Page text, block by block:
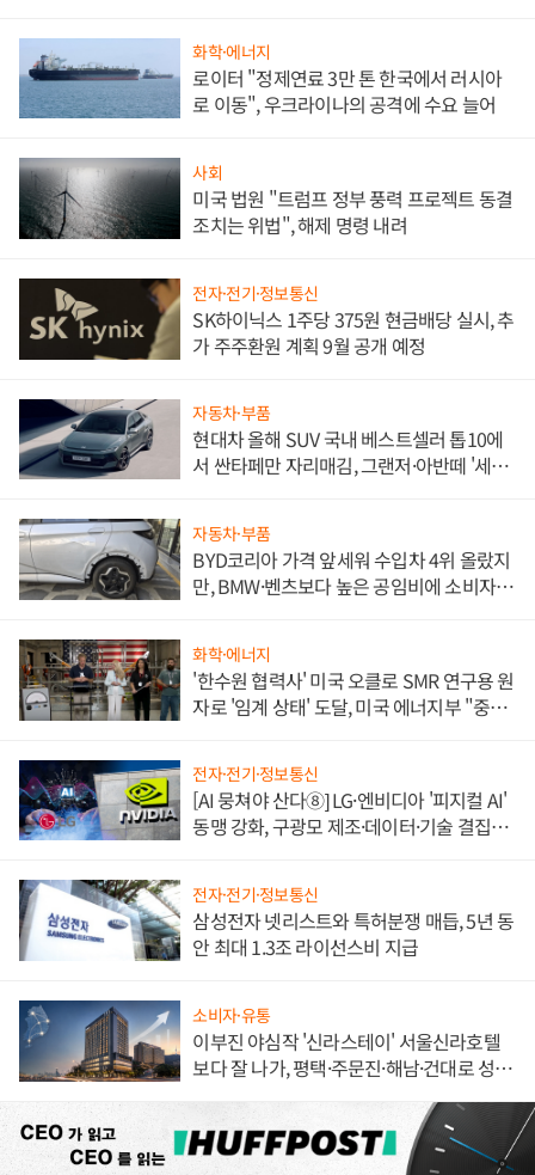
화학·에너지
로이터 "정제연료 3만 톤 한국에서 러시아
로 이동", 우크라이나의 공격에 수요 늘어
사회
미국 법원 "트럼프 정부 풍력 프로젝트 동결
조치는 위법", 해제 명령 내려
전자·전기·정보통신
SK하이닉스 1주당 375원 현금배당 실시, 추
가 주주환원 계획 9월 공개 예정
자동차·부품
현대차 올해 SUV 국내 베스트셀러 톱10에
서 싼타페만 자리매김, 그랜저·아반떼 '세단
자동차·부품
BYD코리아 가격 앞세워 수입차 4위 올랐지
만, BMW·벤츠보다 높은 공임비에 소비자
화학·에너지
'한수원 협력사' 미국 오클로 SMR 연구용 원
자로 '임계 상태' 도달, 미국 에너지부 "중요
전자·전기·정보통신
[AI 뭉쳐야 산다⑧] LG·엔비디아 '피지컬 AI'
동맹 강화, 구광모 제조·데이터·기술 결집
전자·전기·정보통신
삼성전자 넷리스트와 특허분쟁 매듭, 5년 동
안 최대 1.3조 라이선스비 지급
소비자·유통
이부진 야심작 '신라스테이' 서울신라호텔
보다 잘 나가, 평택·주문진·해남·건대로 성